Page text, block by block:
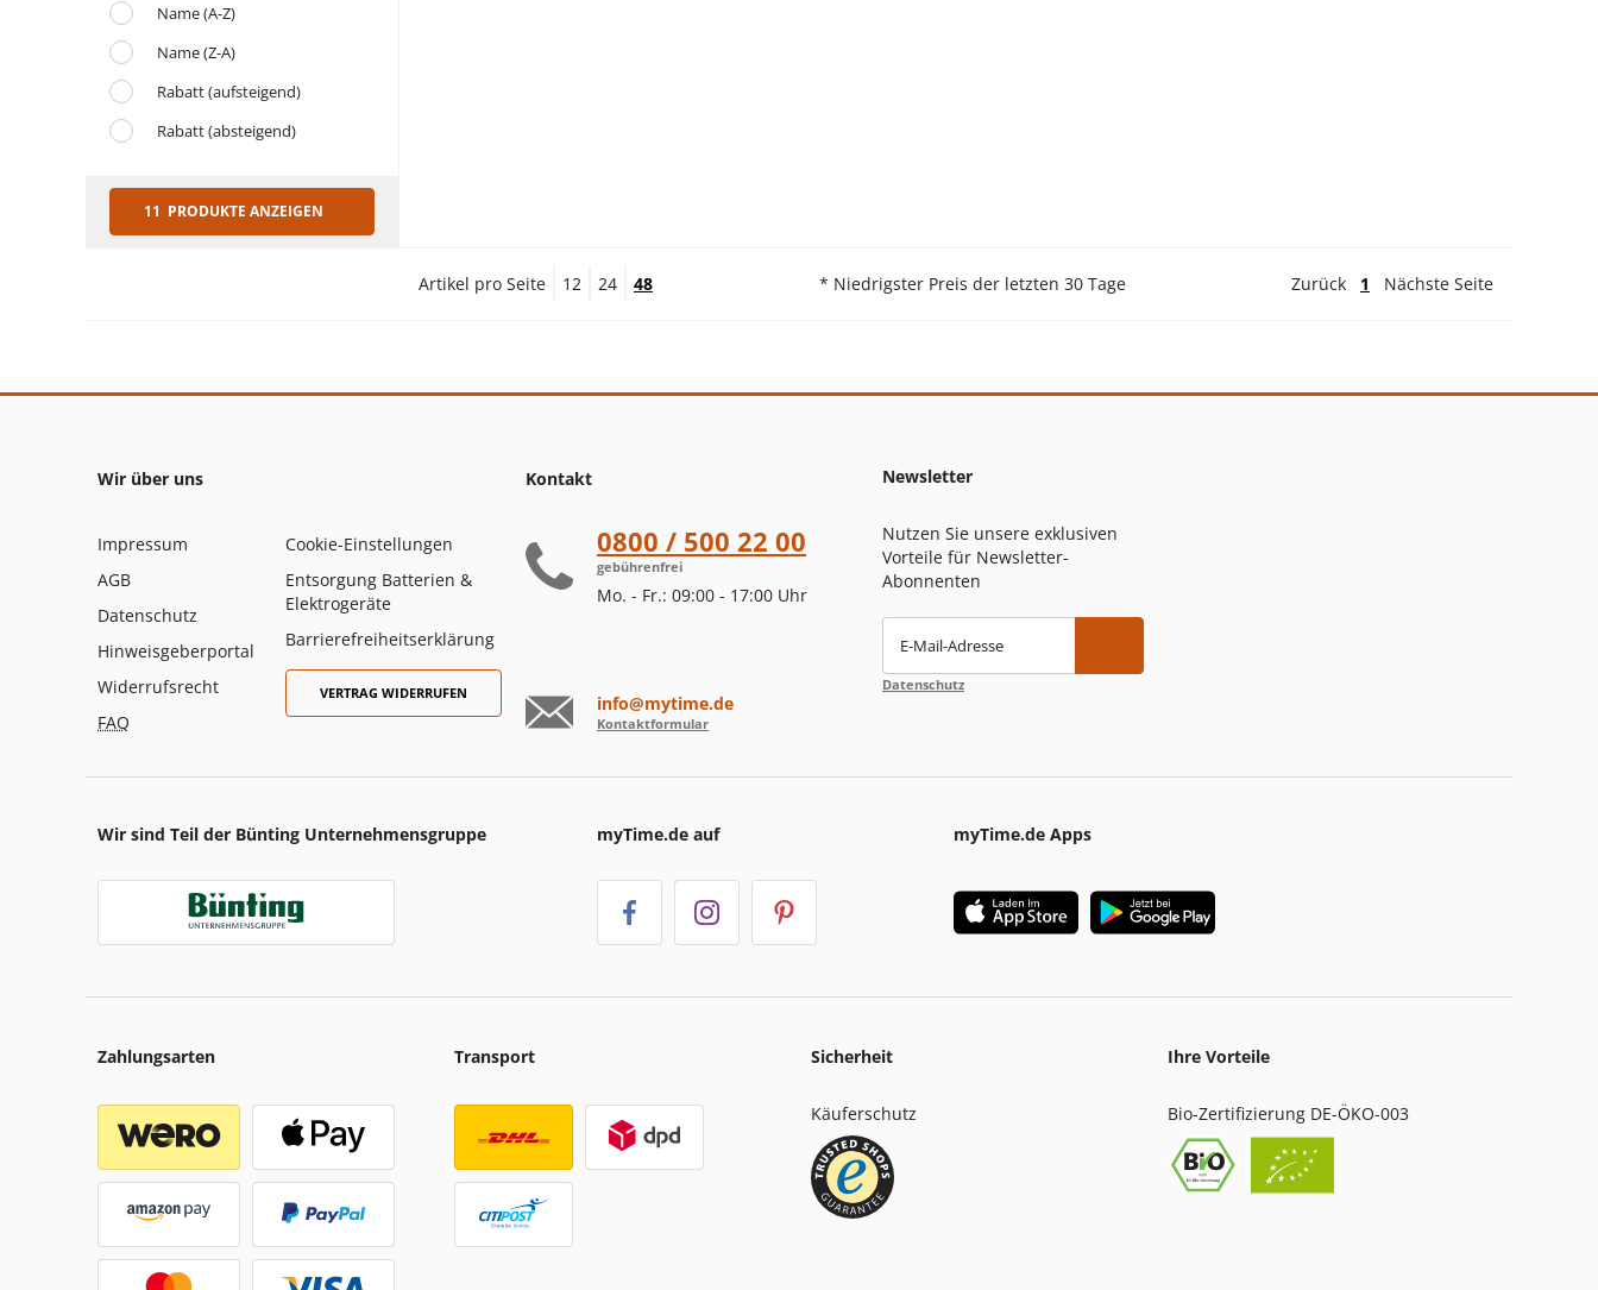
Name (A-Z)
Name (Z-A)
Rabatt (aufsteigend)
Rabatt (absteigend)
11 PRODUKTE ANZEIGEN
Artikel pro Seite 12 24 48 * Niedrigster Preis der letzten 30 Tage Zurück 1 Nächste Seite
Wir über uns
Impressum
AGB
Datenschutz
Hinweisgeberportal
Widerrufsrecht
FAQ
Cookie-Einstellungen
Entsorgung Batterien &
Elektrogeräte
Barrierefreiheitserklärung
VERTRAG WIDERRUFEN
Kontakt
0800 / 500 22 00
gebührenfrei
Mo. - Fr.: 09:00 - 17:00 Uhr
info@mytime.de
Kontaktformular
Newsletter
Nutzen Sie unsere exklusiven
Vorteile für Newsletter-
Abonnenten
E-Mail-Adresse
Datenschutz
Wir sind Teil der Bünting Unternehmensgruppe myTime.de auf myTime.de Apps
Zahlungsarten Transport Sicherheit
Käuferschutz
Ihre Vorteile
Bio-Zertifizierung DE-ÖKO-003